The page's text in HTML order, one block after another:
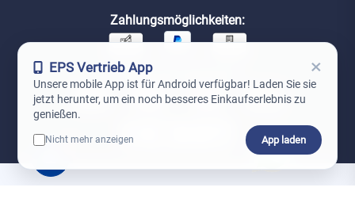
Zahlungsmöglichkeiten:
Unsere Versandpartner:
EPS Vertrieb App ×
Unsere mobile App ist für Android verfügbar! Laden Sie sie
jetzt herunter, um ein noch besseres Einkaufserlebnis zu
genießen.
Nicht mehr anzeigen App laden